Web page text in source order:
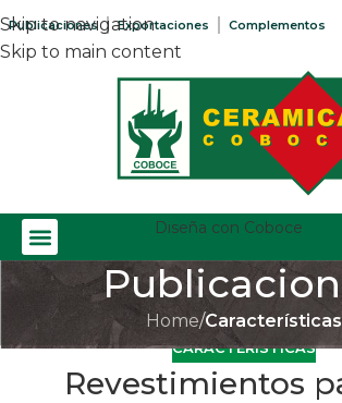
Skip to navigation
Skip to main content
Publicaciones Exportaciones Complementos
Diseña con Coboce
Home/Características
CARACTERÍSTICAS
Revestimientos